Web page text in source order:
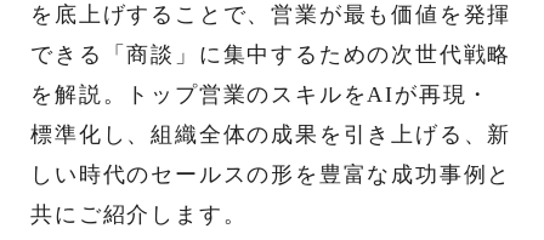
を底上げすることで、営業が最も価値を発揮
できる「商談」に集中するための次世代戦略
を解説。トップ営業のスキルをAIが再現・
標準化し、組織全体の成果を引き上げる、新
しい時代のセールスの形を豊富な成功事例と
共にご紹介します。